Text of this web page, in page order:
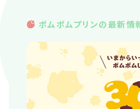
ポムポムプリンの最新情